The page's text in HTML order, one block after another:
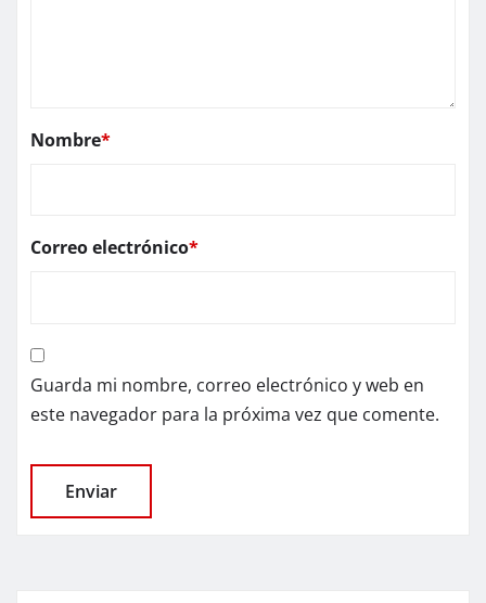
Nombre*
Correo electrónico*
Guarda mi nombre, correo electrónico y web en
este navegador para la próxima vez que comente.